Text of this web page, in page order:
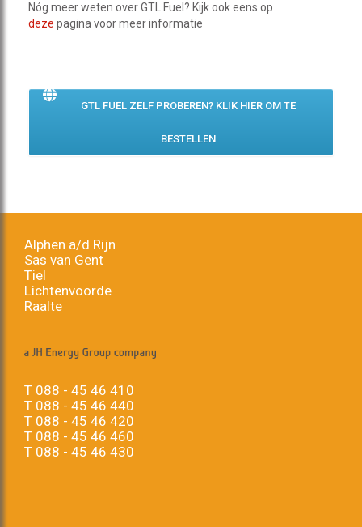
Nóg meer weten over GTL Fuel? Kijk ook eens op
deze pagina voor meer informatie
GTL FUEL ZELF PROBEREN? KLIK HIER OM TE
BESTELLEN
Alphen a/d Rijn
Sas van Gent
Tiel
Lichtenvoorde
Raalte
T 088 - 45 46 410
T 088 - 45 46 440
T 088 - 45 46 420
T 088 - 45 46 460
T 088 - 45 46 430